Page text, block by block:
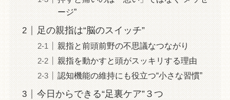
ージ”
足の親指は“脳のスイッチ”
親指と前頭前野の不思議なつながり
親指を動かすと頭がスッキリする理由
認知機能の維持にも役立つ“小さな習慣”
今日からできる“足裏ケア”３つ